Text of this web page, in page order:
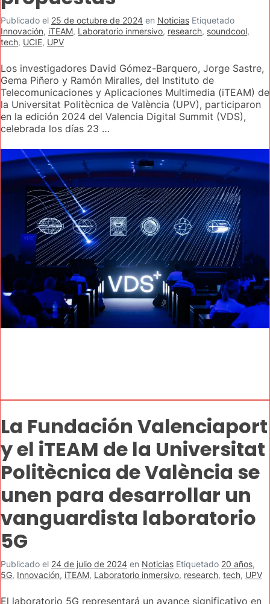
Publicado el 25 de octubre de 2024 en Noticias Etiquetado
Innovación, iTEAM, Laboratorio inmersivo, research, soundcool,
tech, UCIE, UPV
Los investigadores David Gómez-Barquero, Jorge Sastre,
Gema Piñero y Ramón Miralles, del Instituto de
Telecomunicaciones y Aplicaciones Multimedia (iTEAM) de
la Universitat Politècnica de València (UPV), participaron
en la edición 2024 del Valencia Digital Summit (VDS),
celebrada los días 23 …
La Fundación Valenciaport
y el iTEAM de la Universitat
Politècnica de València se
unen para desarrollar un
vanguardista laboratorio
5G
Publicado el 24 de julio de 2024 en Noticias Etiquetado 20 años,
5G, Innovación, iTEAM, Laboratorio inmersivo, research, tech, UPV
El laboratorio 5G representará un avance significativo en